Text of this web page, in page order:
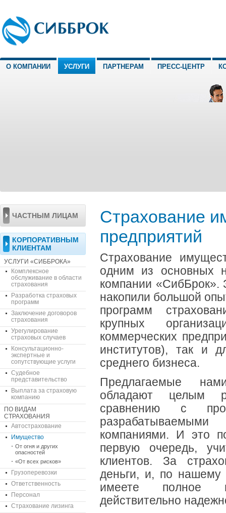
О КОМПАНИИ УСЛУГИ ПАРТНЕРАМ ПРЕСС-ЦЕНТР
ЧАСТНЫМ ЛИЦАМ
КОРПОРАТИВНЫМ
КЛИЕНТАМ
УСЛУГИ «СИББРОКА»
Комплексное
обслуживание в области
страхования
Разработка страховых
программ
Заключение договоров
страхования
Урегулирование
страховых случаев
Консультационно-
экспертные и
сопутствующие услуги
Судебное
представительство
Выплата за страховую
компанию
ПО ВИДАМ
СТРАХОВАНИЯ
Автострахование
Имущество
От огня и других
опасностей
«От всех рисков»
Грузоперевозки
Ответственность
Персонал
Страхование лизинга
Страхование
предприятий
Страхование
одним из основных
компании
накопили большой
программ
крупных
коммерческих
институтов), так и
среднего бизнеса.
Предлагаемые
обладают целым
сравнению с
компаниями. И это
первую очередь,
клиентов. За
деньги, и, по
имеете полное
действительно